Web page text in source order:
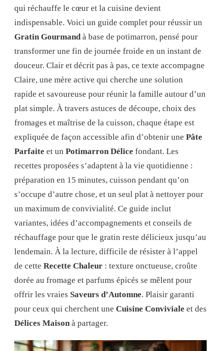
:
COMPLET
RÉUSSIR
CETTE
CHALEUREUSE
PAS
PAS
qui réchauffe le cœur et la cuisine devient
indispensable. Voici un guide complet pour réussir un
Gratin Gourmandà base de potimarron, pensé pour
transformer une fin de journée froide en un instant de
douceur. Clair et décrit pas à pas, ce texte accompagne
Claire, une mère active qui cherche une solution
rapide et savoureuse pour réunir la famille autour d’un
plat simple. À travers astuces de découpe, choix des
fromages et maîtrise de la cuisson, chaque étape est
expliquée de façon accessible afin d’obtenir une Pâte
Parfaite et un Potimarron Délice fondant. Les
recettes proposées s’adaptent à la vie quotidienne :
préparation en 15 minutes, cuisson pendant qu’on
s’occupe d’autre chose, et un seul plat à nettoyer pour
un maximum de convivialité. Ce guide inclut
variantes, idées d’accompagnements et conseils de
réchauffage pour que le gratin reste délicieux jusqu’au
lendemain. À la lecture, difficile de résister à l’appel
de cette Recette Chaleur : texture onctueuse, croûte
dorée au fromage et parfums épicés se mêlent pour
offrir les vraies Saveurs d’Automne. Plaisir garanti
pour ceux qui cherchent une Cuisine Conviviale et des
Délices Maisonà partager.